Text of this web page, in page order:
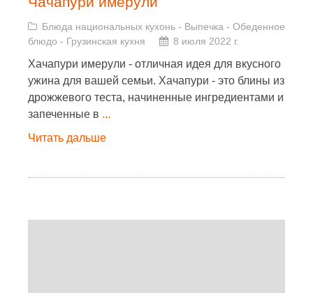
Блюда национальных кухонь - Выпечка - Обеденное
блюдо - Грузинская кухня 8 июля 2022 г.
Хачапури имерули - отличная идея для вкусного
ужина для вашей семьи. Хачапури - это блины из
дрожжевого теста, начиненные ингредиентами и
запеченные в ...
Читать дальше